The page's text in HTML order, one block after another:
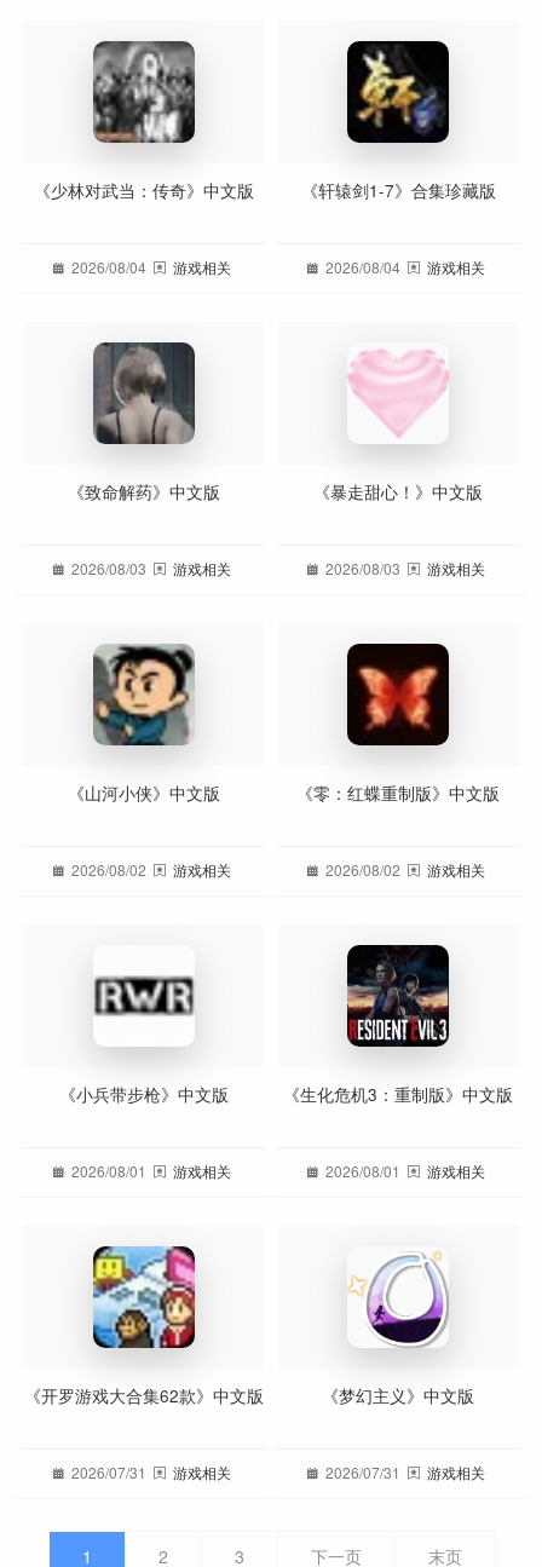
《少林对武当：传奇》中文版
2026/08/04 游戏相关
《轩辕剑1-7》合集珍藏版
2026/08/04 游戏相关
《致命解药》中文版
2026/08/03 游戏相关
《暴走甜心！》中文版
2026/08/03 游戏相关
《山河小侠》中文版
2026/08/02 游戏相关
《零：红蝶重制版》中文版
2026/08/02 游戏相关
《小兵带步枪》中文版
2026/08/01 游戏相关
《生化危机3：重制版》中文版
2026/08/01 游戏相关
《开罗游戏大合集62款》中文版
2026/07/31 游戏相关
《梦幻主义》中文版
2026/07/31 游戏相关
1 2 3 下一页 末页